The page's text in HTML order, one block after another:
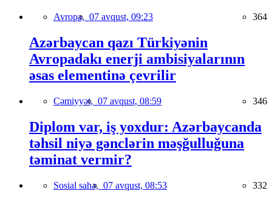
Avropa, 07 avqust, 09:23 364
Azərbaycan qazı Türkiyənin
Avropadakı enerji ambisiyalarının
əsas elementinə çevrilir
Cəmiyyət, 07 avqust, 08:59 346
Diplom var, iş yoxdur: Azərbaycanda
təhsil niyə gənclərin məşğulluğuna
təminat vermir?
Sosial sahə, 07 avqust, 08:53 332